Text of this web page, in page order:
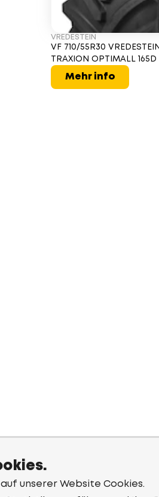
VREDESTEIN
VF 710/55R30 VREDESTEIN
TRAXION OPTIMALL 165D
Mehr info
unserer Website Cookies.